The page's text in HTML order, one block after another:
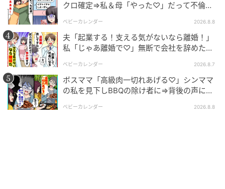
投稿者さんに対して「”理不尽だ”と感じるのは理解で
きるけど、それでもお金を出したほうがいい」と考え
たママも。どうやらこの考えにはちゃんと理由がある
ようで……。
『きょうだいで毎月同じ額を出し合うかな。自宅介護するくら
いならお金を出すほうがいい』
クロ確定⇒私＆母「やった♡」だって不倫相
ベビーカレンダー 2026.8.8
夫「起業する！支える気がないなら離婚！」
私「じゃあ離婚で♡」無断で会社を辞めた元
ベビーカレンダー 2026.8.7
ボスママ「高級肉一切れあげる♡」シンママ
の私を見下しBBQの除け者に⇒背後の声に突
ベビーカレンダー 2026.8.8